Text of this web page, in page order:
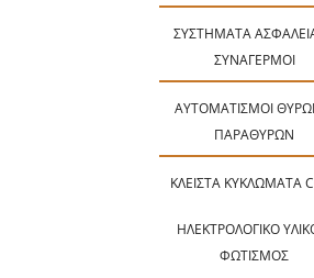
ΣΥΣΤΉΜΑΤΑ
ΣΥΝΑΓΕΡΜΟΊ
ΑΥΤΟΜΑΤΙΣΜΟΊ
ΠΑΡΑΘΎΡΩΝ
ΚΛΕΙΣΤΆ ΚΥΚΛΏΜΑΤΑ
ΗΛΕΚΤΡΟΛΟΓΙΚΌ
ΦΩΤΙΣΜΌΣ